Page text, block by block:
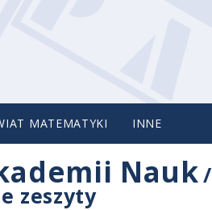
MATEMATYKI INNE
Nauk/
zeszyty